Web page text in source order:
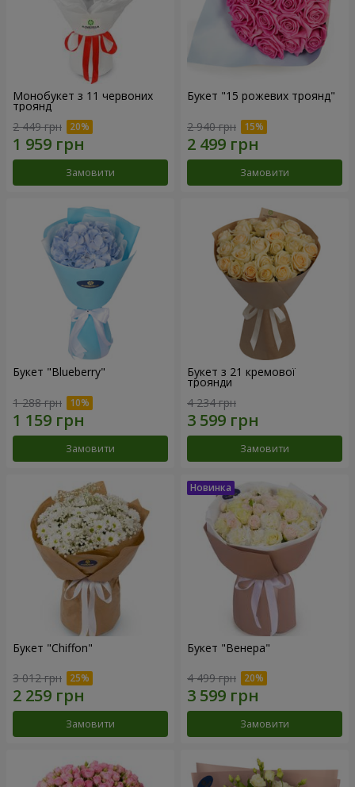
Монобукет з 11 червоних
троянд
2 449 грн
Замовити
Букет "15 рожевих троянд"
2 940 грн
Замовити
Букет "Blueberry"
1 288 грн
Замовити
Букет з 21 кремової
троянди
4 234 грн
Замовити
Букет "Chiffon"
3 012 грн
Замовити
Букет "Венера"
4 499 грн
Замовити